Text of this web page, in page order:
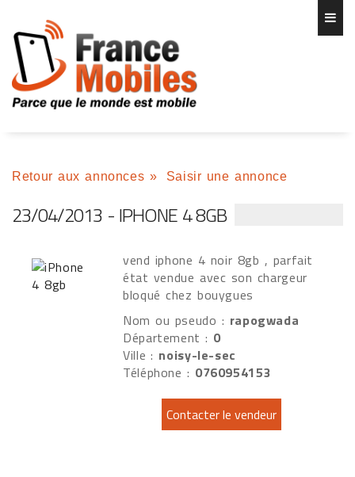
Retour aux annonces » Saisir une annonce
23/04/2013 - IPHONE 4 8GB
vend iphone 4 noir 8gb , parfait
état vendue avec son chargeur
bloqué chez bouygues
Nom ou pseudo : rapogwada
Département : 0
Ville : noisy-le-sec
Téléphone : 0760954153